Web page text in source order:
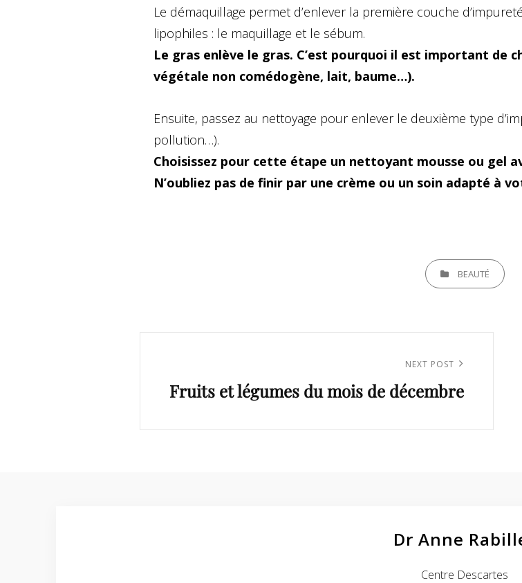
Le démaquillage permet d’enlever la première couche
lipophiles : le maquillage et le sébum.
Le gras enlève le gras. C’est pourquoi il est important de
végétale non comédogène, lait, baume…).
Ensuite, passez au nettoyage pour enlever le deuxième type
pollution…).
Choisissez pour cette étape un nettoyant mousse ou gel
N’oubliez pas de finir par une crème ou un soin adapté à
CATEGORIESBEAUTÉ
l’article
Post
NEXT POST
Fruits et légumes du mois de décembre
Dr Anne
Centre Descartes